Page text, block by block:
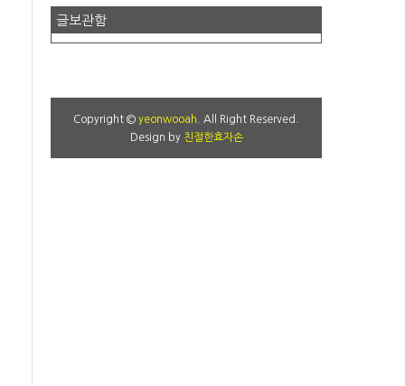
글보관함
Copyright ©yeonwooah . All Right Reserved.
Design by 친절한효자손